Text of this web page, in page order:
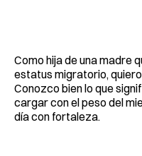
Como hija de una madre
estatus migratorio,
Conozco bien lo que
cargar con el peso del
día con fortaleza.